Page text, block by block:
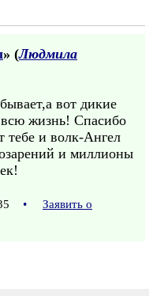
» (Людмила
вот дикие
всю жизнь! Спасибо
тебе и волк-Ангел
и миллионы
•
Заявить о